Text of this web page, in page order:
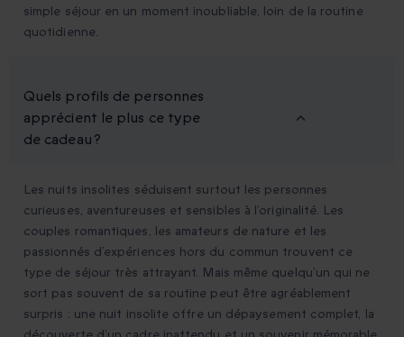
simple séjour en un moment inoubliable, loin de la routine
quotidienne.
Quels profils de personnes
apprécient le plus ce type
de cadeau ?
Les nuits insolites séduisent surtout les personnes
curieuses, aventureuses et sensibles à l’originalité. Les
couples romantiques, les amateurs de nature et les
passionnés d’expériences hors du commun trouvent ce
type de séjour très attrayant. Mais même quelqu’un qui ne
sort pas souvent de sa routine peut être agréablement
surpris : une nuit insolite offre un dépaysement complet, la